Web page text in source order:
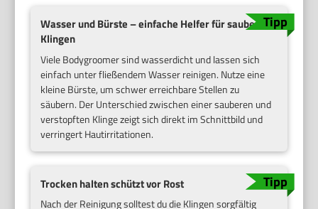
Wasser und Bürste – einfache Helfer für saubere
Klingen
Viele Bodygroomer sind wasserdicht und lassen sich
einfach unter fließendem Wasser reinigen. Nutze eine
kleine Bürste, um schwer erreichbare Stellen zu
säubern. Der Unterschied zwischen einer sauberen und
verstopften Klinge zeigt sich direkt im Schnittbild und
verringert Hautirritationen.
Trocken halten schützt vor Rost
Nach der Reinigung solltest du die Klingen sorgfältig